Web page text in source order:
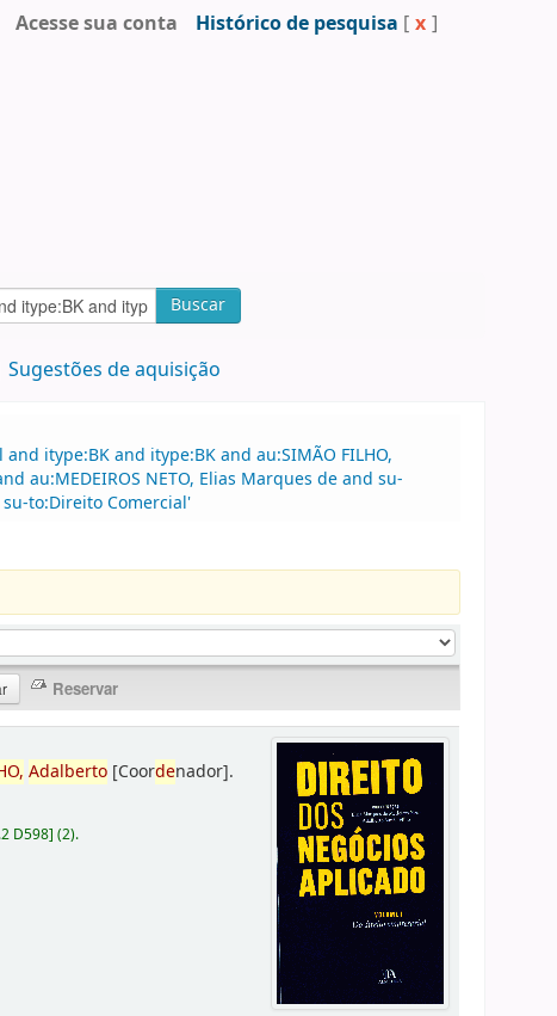
Acesse sua conta Histórico de pesquisa [ x ]
Buscar
Sugestões de aquisição
itype:BK and itype:BK and au:SIMÃO FILHO,
au:MEDEIROS NETO, Elias Marques de and su-
to:Direito Comercial'
Adalberto [Coordenador].
D598](2).